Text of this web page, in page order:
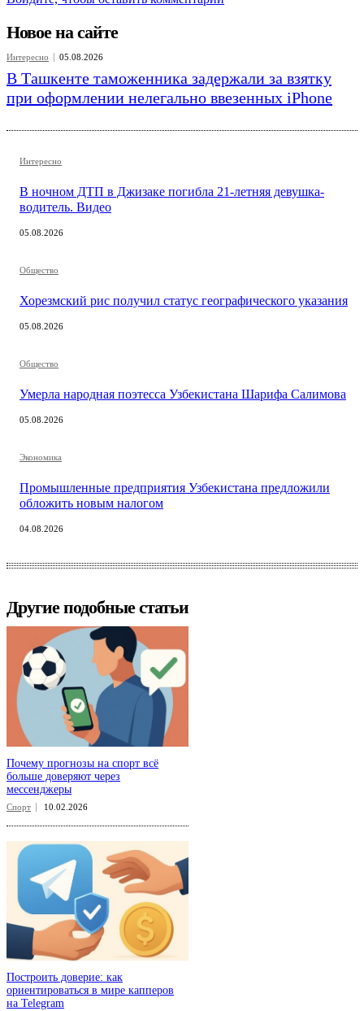
Новое на сайте
Интересно 05.08.2026
В Ташкенте таможенника задержали за взятку
при оформлении нелегально ввезенных iPhone
Интересно
В ночном ДТП в Джизаке погибла 21-летняя девушка-
водитель. Видео
05.08.2026
Общество
Хорезмский рис получил статус географического указания
05.08.2026
Общество
Умерла народная поэтесса Узбекистана Шарифа Салимова
05.08.2026
Экономика
Промышленные предприятия Узбекистана предложили
обложить новым налогом
04.08.2026
Другие подобные статьи
Почему прогнозы на спорт всё
больше доверяют через
мессенджеры
Спорт 10.02.2026
Построить доверие: как
ориентироваться в мире капперов
на Telegram